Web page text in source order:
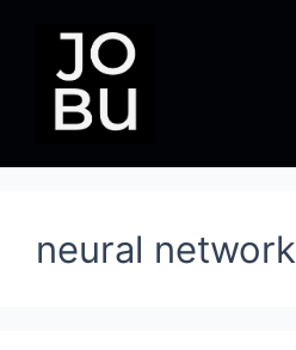
conteúdo
neural network